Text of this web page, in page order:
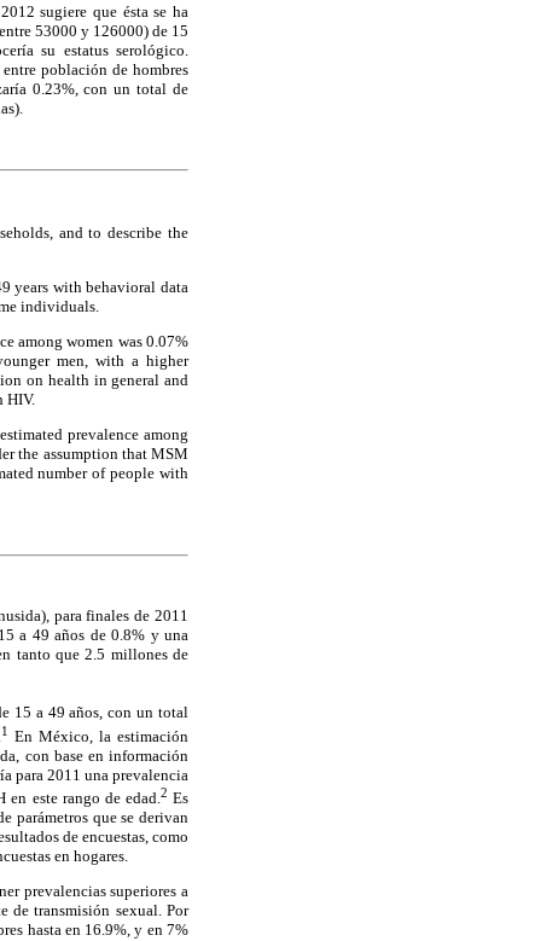
sugiere que ésta se ha
53000 y 126000) de 15
su estatus serológico.
población de hombres
0.23%, con un total de
and to describe the
years with behavioral data
individuals.
among women was 0.07%
men, with a higher
on health in general and
HIV.
prevalence among
the assumption that MSM
number of people with
para finales de 2011
a 49 años de 0.8% y una
tanto que 2.5 millones de
15 a 49 años, con un total
1 En México, la estimación
con base en información
para 2011 una prevalencia
este rango de edad.2 Es
parámetros que se derivan
de encuestas, como
en hogares.
prevalencias superiores a
de transmisión sexual. Por
hasta en 16.9%, y en 7%